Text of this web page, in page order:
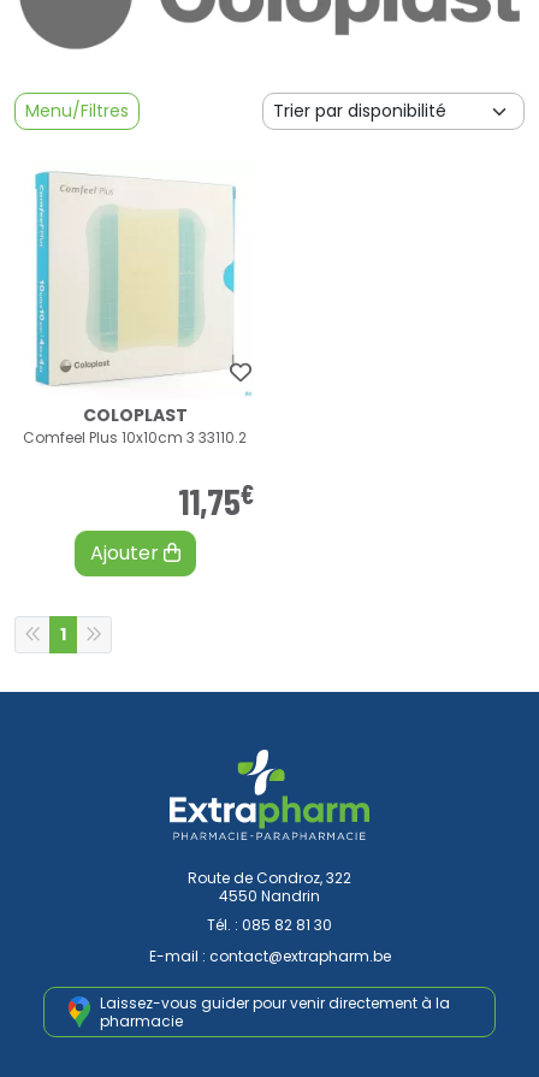
Menu/Filtres
COLOPLAST
Comfeel Plus 10x10cm 3 33110.2
11,75€
Ajouter
1
Route de Condroz, 322
4550 Nandrin
Tél. : 085 82 81 30
E-mail : contact@extrapharm.be
Laissez-vous guider pour venirdirectement à la
pharmacie